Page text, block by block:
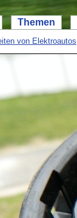
Themen
von Elektroautos